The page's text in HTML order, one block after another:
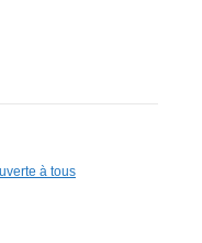
à tous